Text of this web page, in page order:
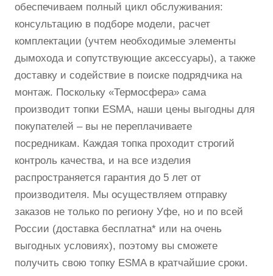
обеспечиваем полный цикл обслуживания:
консультацию в подборе модели, расчет
комплектации (учтем необходимые элементы
дымохода и сопутствующие аксессуары), а также
доставку и содействие в поиске подрядчика на
монтаж. Поскольку «Термосфера» сама
производит топки ESMA, наши цены выгодны для
покупателей – вы не переплачиваете
посредникам. Каждая топка проходит строгий
контроль качества, и на все изделия
распространяется гарантия до 5 лет от
производителя. Мы осуществляем отправку
заказов не только по региону Уфе, но и по всей
России (доставка бесплатна* или на очень
выгодных условиях), поэтому вы сможете
получить свою топку ESMA в кратчайшие сроки.